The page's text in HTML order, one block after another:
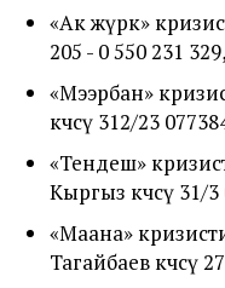
«Ак жүрөк»
205 - 0 550 231
«Мээрбан»
көчөсү 312/23
«Тендеш»
Кыргыз көчөсү 31/
«Маана»
Тагайбаев көчөсү